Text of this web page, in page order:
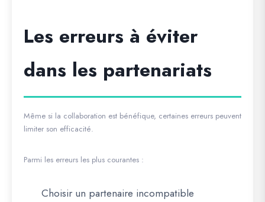
Les erreurs à éviter
dans les partenariats
Même si la collaboration est bénéfique, certaines erreurs peuvent
limiter son efficacité.
Parmi les erreurs les plus courantes :
Choisir un partenaire incompatible